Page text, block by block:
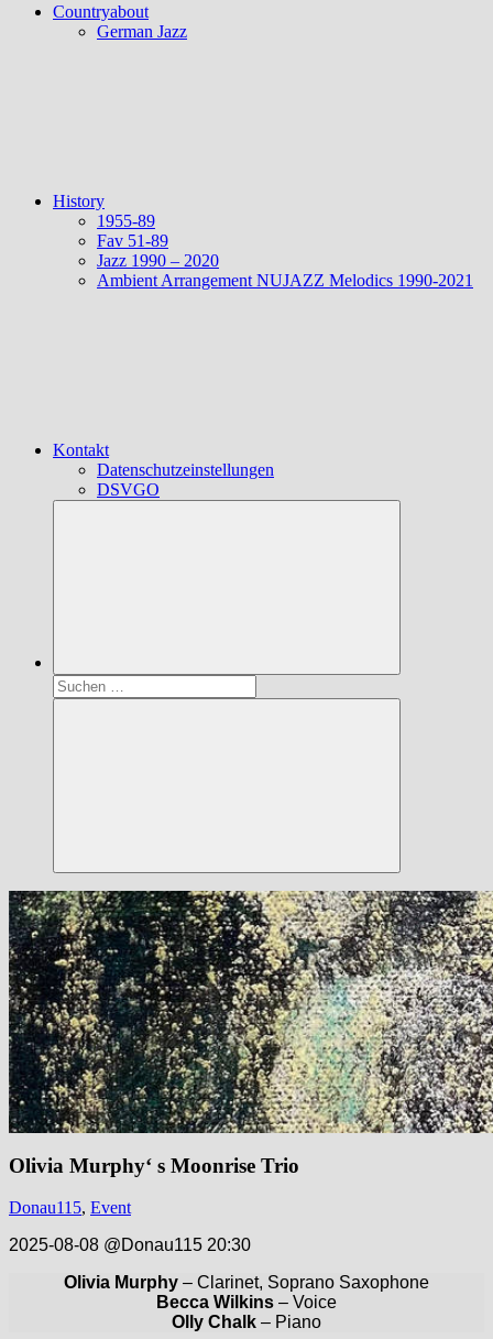
Countryabout
German Jazz
History
1955-89
Fav 51-89
Jazz 1990 – 2020
Ambient Arrangement NUJAZZ Melodics 1990-2021
Kontakt
Datenschutzeinstellungen
DSVGO
Suchen
nach:
Suchen
Olivia Murphy‘ s Moonrise Trio
Donau115, Event
2025-08-08 @Donau115 20:30
Olivia Murphy – Clarinet, Soprano Saxophone
Becca Wilkins – Voice
Olly Chalk – Piano